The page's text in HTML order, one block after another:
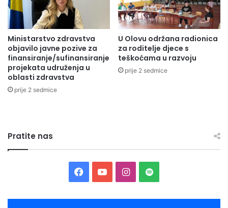
Ministarstvo zdravstva
objavilo javne pozive za
finansiranje/sufinansiranje
projekata udruženja u
oblasti zdravstva
prije 2 sedmice
U Olovu održana radionica
za roditelje djece s
teškoćama u razvoju
prije 2 sedmice
Pratite nas
Facebook
YouTubeInstagram
Spotify